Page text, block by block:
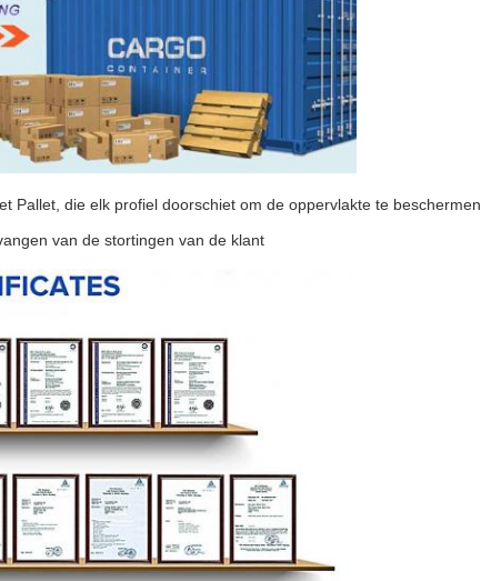
Pallet, die elk profiel doorschiet om de oppervlakte te beschermen
van de stortingen van de klant